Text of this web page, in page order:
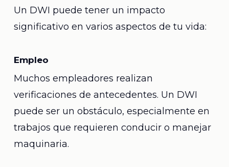
Un DWI puede tener un impacto
significativo en varios aspectos de tu vida:
Empleo
Muchos empleadores realizan
verificaciones de antecedentes. Un DWI
puede ser un obstáculo, especialmente en
trabajos que requieren conducir o manejar
maquinaria.